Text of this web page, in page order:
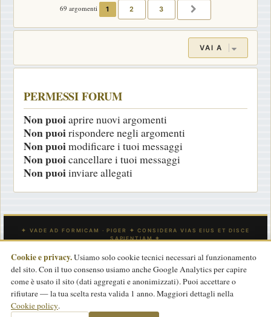
69 argomenti 1 2 3
VAI A
PERMESSI FORUM
Non puoiaprire nuovi argomenti
Non puoirispondere negli argomenti
Non puoimodificare i tuoi messaggi
Non puoicancellare i tuoi messaggi
Non puoiinviare allegati
INDICE Tutti gli orari sonoUTC
CONTATTACI
Powered byphpBB® Forum Software © phpBB Limited
Traduzione Italiana
Cookie e privacy.Usiamo solo cookie tecnici necessari al funzionamento
del sito. Con il tuo consenso usiamo anche Google Analytics per capire
come è usato il sito (dati aggregati e anonimizzati). Puoi accettare o
rifiutare — la tua scelta resta valida 1 anno. Maggiori dettagli nella
Cookie policy.